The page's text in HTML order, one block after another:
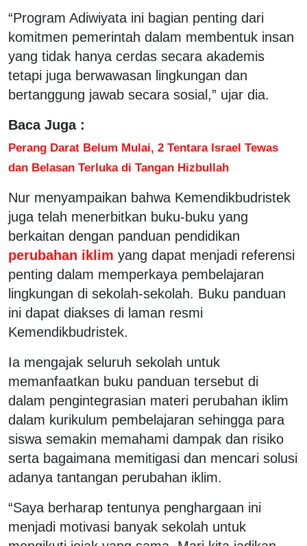
“Program Adiwiyata ini bagian penting dari
komitmen pemerintah dalam membentuk insan
yang tidak hanya cerdas secara akademis
tetapi juga berwawasan lingkungan dan
bertanggung jawab secara sosial,” ujar dia.
Baca Juga :
Perang Darat Belum Mulai, 2 Tentara Israel Tewas
dan Belasan Terluka di Tangan Hizbullah
Nur menyampaikan bahwa Kemendikbudristek
juga telah menerbitkan buku-buku yang
berkaitan dengan panduan pendidikan
perubahan iklim yang dapat menjadi referensi
penting dalam memperkaya pembelajaran
lingkungan di sekolah-sekolah. Buku panduan
ini dapat diakses di laman resmi
Kemendikbudristek.
Ia mengajak seluruh sekolah untuk
memanfaatkan buku panduan tersebut di
dalam pengintegrasian materi perubahan iklim
dalam kurikulum pembelajaran sehingga para
siswa semakin memahami dampak dan risiko
serta bagaimana memitigasi dan mencari solusi
adanya tantangan perubahan iklim.
“Saya berharap tentunya penghargaan ini
menjadi motivasi banyak sekolah untuk